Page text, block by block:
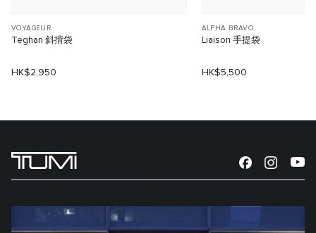
VOYAGEUR
Teghan 斜揹袋
HK$2,950
ALPHA BRAVO
Liaison 手提袋
HK$5,500